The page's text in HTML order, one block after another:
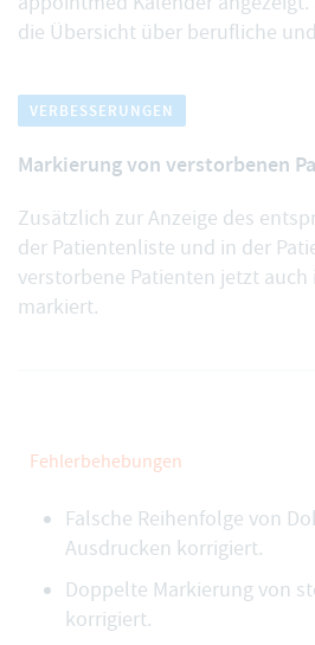
die Übersicht über berufliche
VERBESSERUNGEN
Markierung von verstorbenen
Zusätzlich zur Anzeige des
der Patientenliste und in der
verstorbene Patienten jetzt auch
markiert.
Fehlerbehebungen
Falsche Reihenfolge von
Ausdrucken korrigiert.
Doppelte Markierung von
korrigiert.